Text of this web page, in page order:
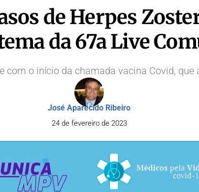
de Herpes
da 67a Live
com o início da chamada vacina Covid,
José Aparecido Ribeiro
24 de fevereiro de 2023